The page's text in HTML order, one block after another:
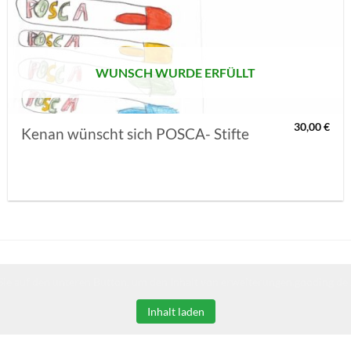
WUNSCH WURDE ERFÜLLT
Kenan wünscht sich POSCA- Stifte 30,00€
Inhalt laden